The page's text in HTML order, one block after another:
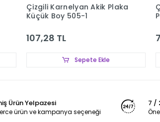
Çizgili Karnelyan Akik Plaka
Küçük Boy 505-1
107,28 TL
Sepete Ekle
Ürün Yelpazesi
ürün ve kampanya seçeneği
7 /